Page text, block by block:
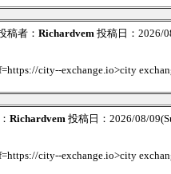
稿者： Richardvem 投稿日：2026/
city--exchange.io>city
Richardvem 投稿日：2026/08/
city--exchange.io>city